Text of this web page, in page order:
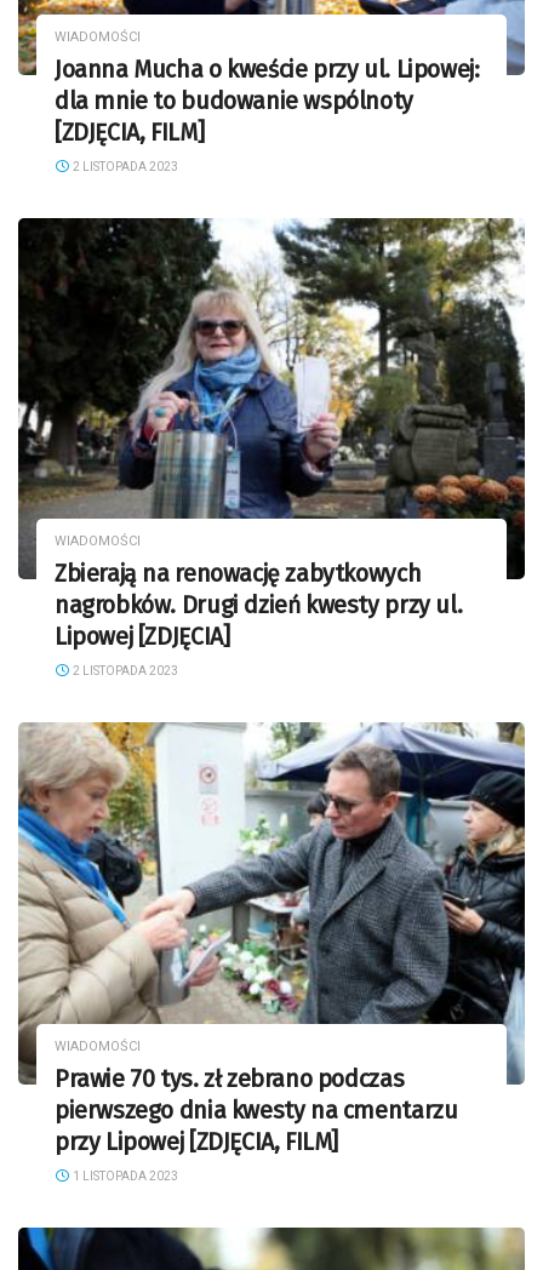
WIADOMOŚCI
Joanna Mucha o kweście przy ul. Lipowej:
dla mnie to budowanie wspólnoty
[ZDJĘCIA, FILM]
2 LISTOPADA 2023
WIADOMOŚCI
Zbierają na renowację zabytkowych
nagrobków. Drugi dzień kwesty przy ul.
Lipowej [ZDJĘCIA]
2 LISTOPADA 2023
WIADOMOŚCI
Prawie 70 tys. zł zebrano podczas
pierwszego dnia kwesty na cmentarzu
przy Lipowej [ZDJĘCIA, FILM]
1 LISTOPADA 2023